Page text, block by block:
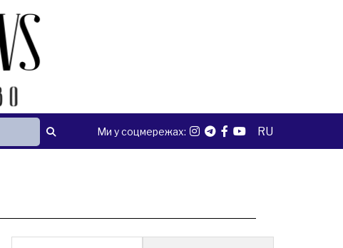
Ми у соцмережах: RU